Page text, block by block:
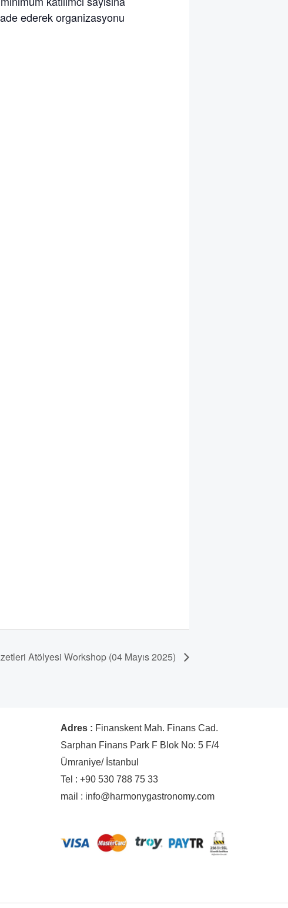
ederek organizasyonu
Atölyesi Workshop (04 Mayıs 2025)
Adres : Finanskent Mah. Finans Cad.
Sarphan Finans Park F Blok No: 5 F/4
Ümraniye/ İstanbul
Tel : +90 530 788 75 33
mail : info@harmonygastronomy.com